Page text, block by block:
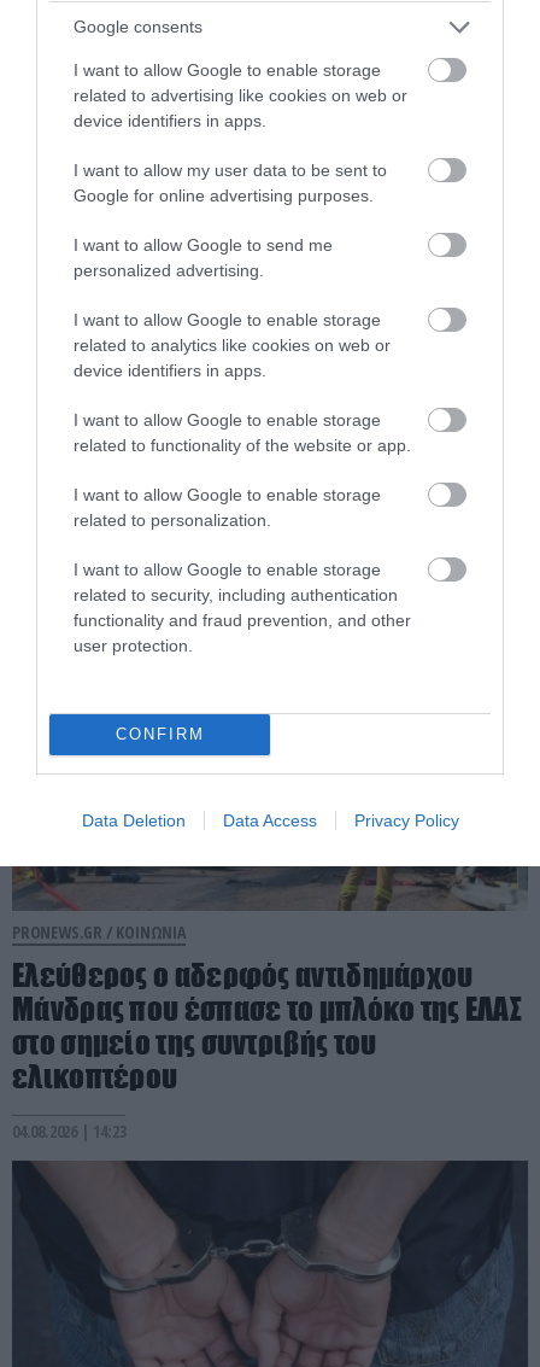
Google consents
I want to allow Google to enable storage
related to advertising like cookies on web or
device identifiers in apps.
I want to allow my user data to be sent to
Google for online advertising purposes.
I want to allow Google to send me
personalized advertising.
I want to allow Google to enable storage
related to analytics like cookies on web or
device identifiers in apps.
I want to allow Google to enable storage
related to functionality of the website or app.
I want to allow Google to enable storage
related to personalization.
I want to allow Google to enable storage
related to security, including authentication
functionality and fraud prevention, and other
user protection.
CONFIRM
Data Deletion Data Access Privacy Policy
πολλών μέτρων (φωτο)
05.08.2026 | 07:07
PRONEWS.GR /ΚΟΙΝΩΝΙΑ
«Σπάει» την σιωπή της η θεία της
Αμερικανίδας συζύγου του 26χρονου
Αφγανού δολοφόνου
04.08.2026 | 16:11
PRONEWS.GR / ΚΟΙΝΩΝΙΑ
Ελεύθερος ο αδερφός αντιδημάρχου
Μάνδρας που έσπασε το μπλόκο της ΕΛΑΣ
στο σημείο της συντριβής του
ελικοπτέρου
04.08.2026 | 14:23